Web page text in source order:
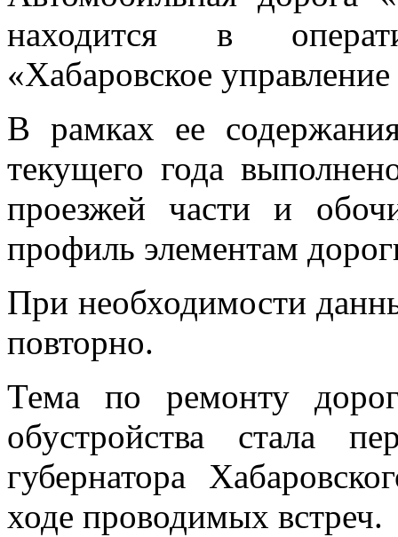
находится в
«Хабаровское
В рамках ее
текущего года
проезжей части и
профиль элементам
При необходимости
повторно.
Тема по ремонту
обустройства стала
губернатора
ходе проводимых встреч.